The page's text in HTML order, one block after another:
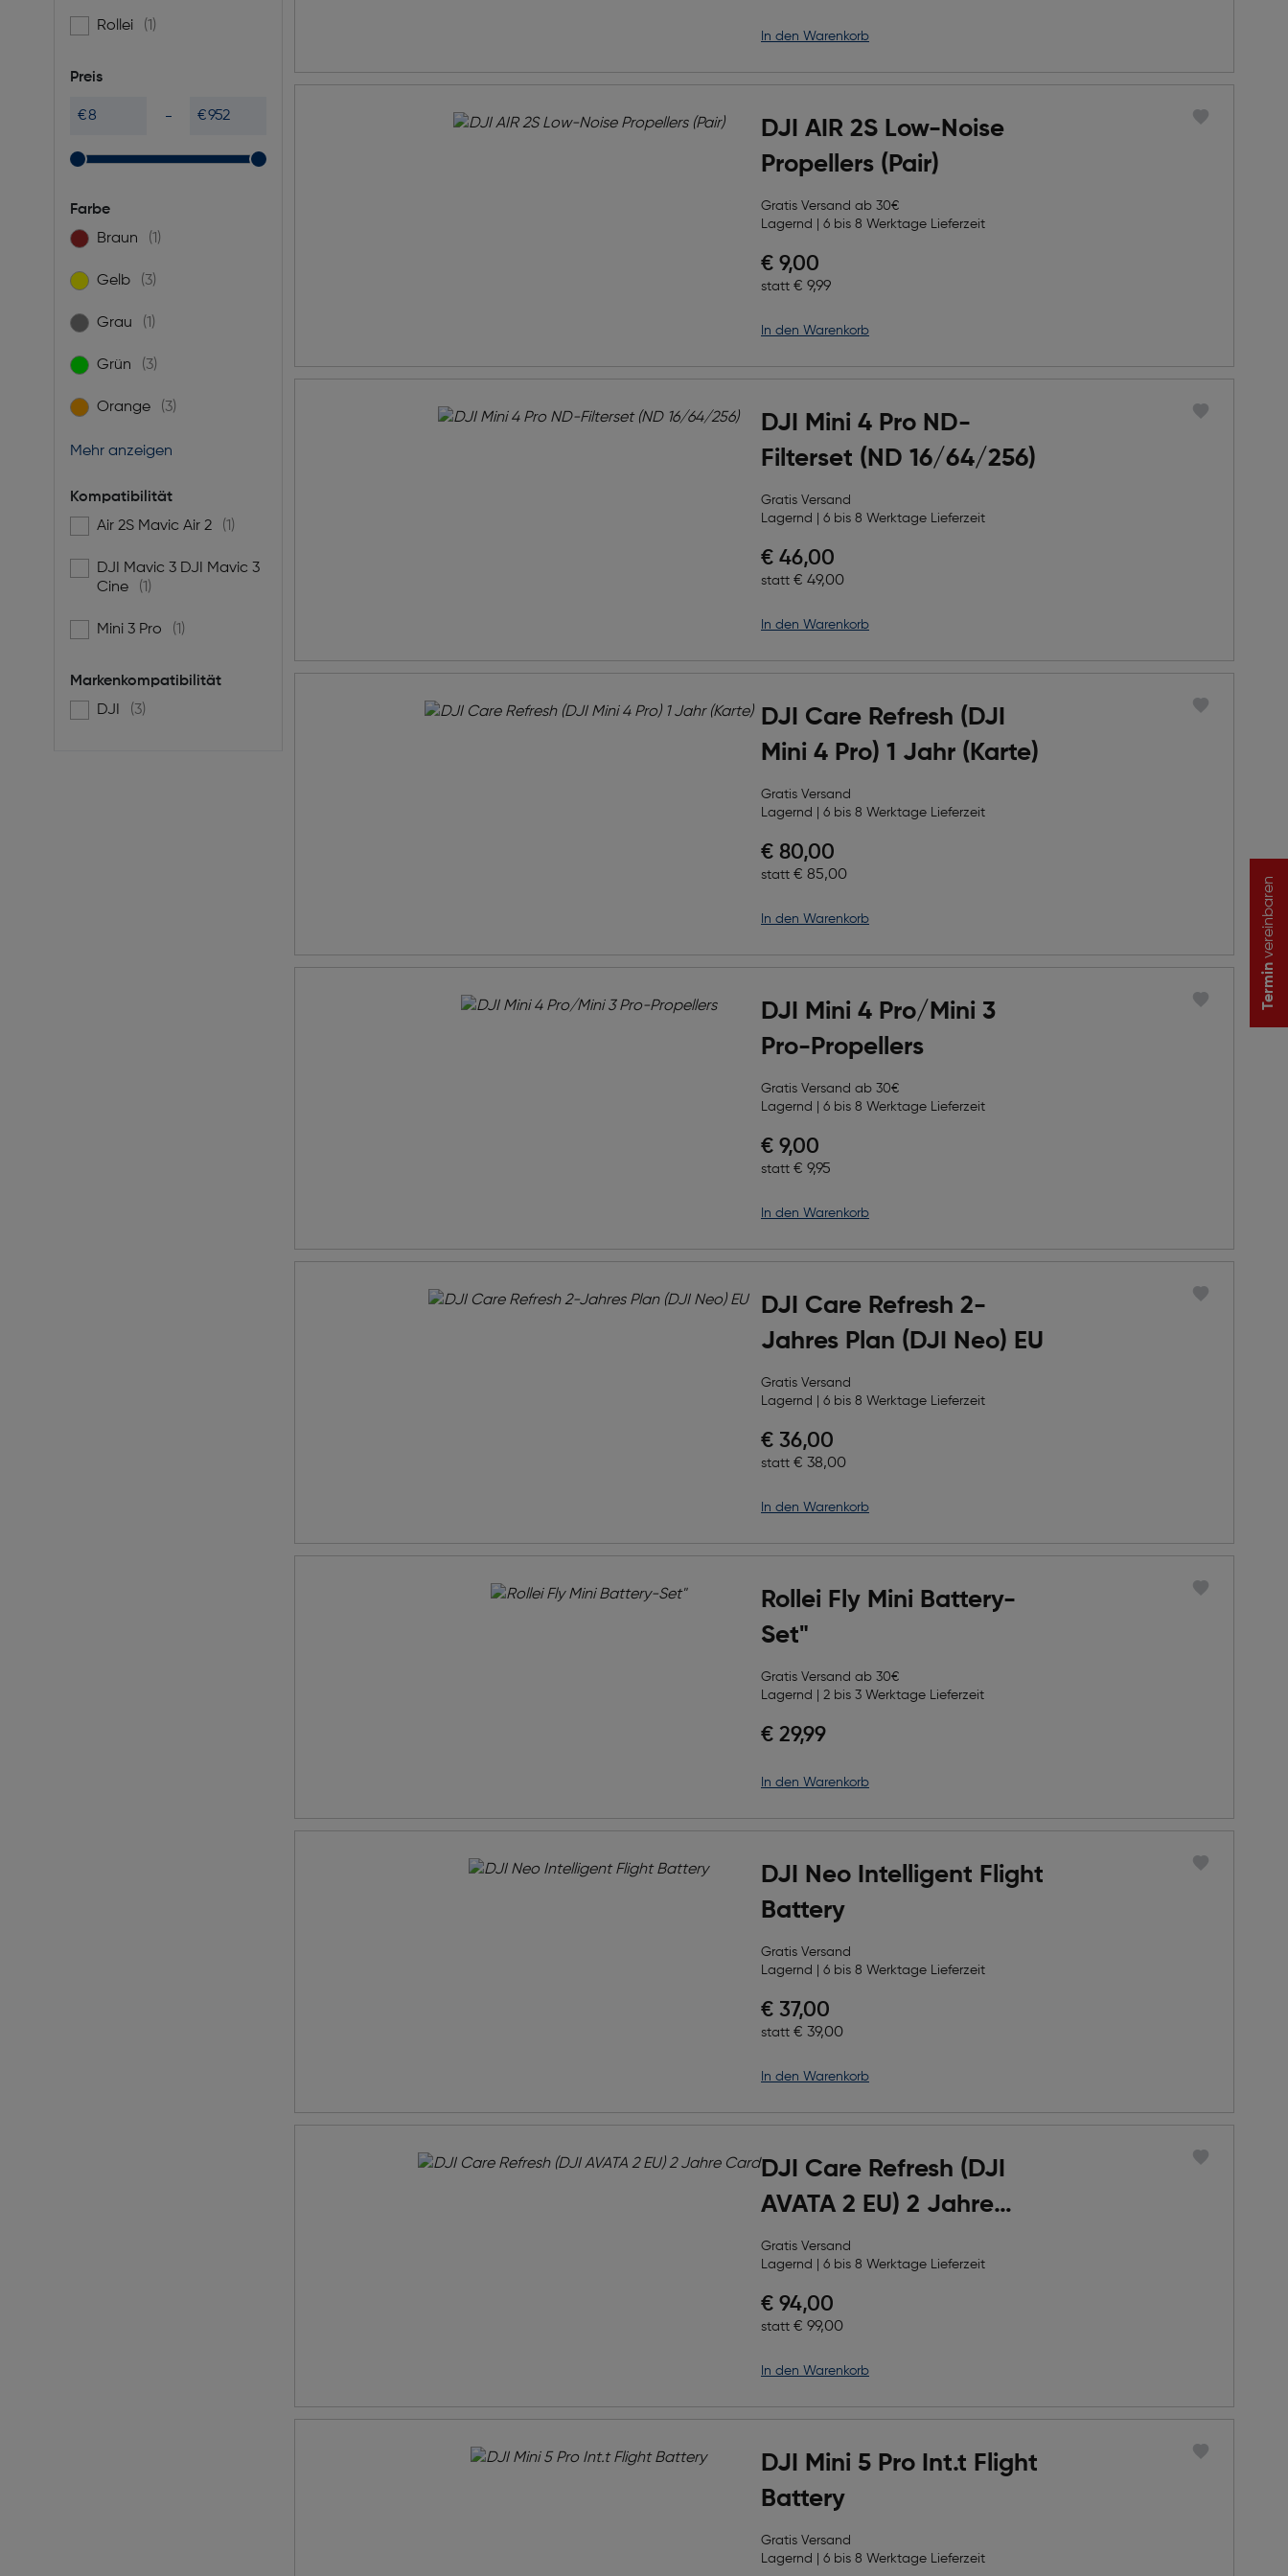
Rollei (1)
Filtern nach Marke: Rollei
Preis
€ €
Farbe
Braun
(1)
Filtern nach Farbe: Braun
Gelb (3)
Filtern nach Farbe: Gelb
Grau (1)
Filtern nach Farbe: Grau
Grün (3)
Filtern nach Farbe: Grün
Orange (3)
Filtern nach Farbe: Orange
Mehr anzeigen
Kompatibilität
Air 2S Mavic Air 2
(1)
Filtern nach Kompatibilität: Air 2S Mavic Air 2
DJI Mavic 3 DJI Mavic 3
Cine
(1)
Filtern nach Kompatibilität: DJI Mavic 3 DJI Mavic 3 Cine
Mini 3 Pro (1)
Filtern nach Kompatibilität: Mini 3 Pro
Markenkompatibilität
DJI
(3)
Filtern nach Markenkompatibilität: DJI
in den Warenkorb
DJI AIR 2S Low-Noise
Propellers (Pair)
Gratis Versand ab 30€
Lagernd | 6 bis 8 Werktage Lieferzeit
Preis nach Rabatts
€ 9,00
statt Ursprünglicher Preis
€ 9,99
in den Warenkorb
DJI Mini 4 Pro ND-
Filterset (ND 16/64/256)
Gratis Versand
Lagernd | 6 bis 8 Werktage Lieferzeit
Preis nach Rabatts
€ 46,00
statt Ursprünglicher Preis
€ 49,00
in den Warenkorb
DJI Care Refresh (DJI
Mini 4 Pro) 1 Jahr (Karte)
Gratis Versand
Lagernd | 6 bis 8 Werktage Lieferzeit
Preis nach Rabatts
€ 80,00
statt Ursprünglicher Preis
€ 85,00
in den Warenkorb
DJI Mini 4 Pro/Mini 3
Pro-Propellers
Gratis Versand ab 30€
Lagernd | 6 bis 8 Werktage Lieferzeit
Preis nach Rabatts
€ 9,00
statt Ursprünglicher Preis
€ 9,95
in den Warenkorb
DJI Care Refresh 2-
Jahres Plan (DJI Neo) EU
Gratis Versand
Lagernd | 6 bis 8 Werktage Lieferzeit
Preis nach Rabatts
€ 36,00
statt Ursprünglicher Preis
€ 38,00
in den Warenkorb
Rollei Fly Mini Battery-
Set"
Gratis Versand ab 30€
Lagernd | 2 bis 3 Werktage Lieferzeit
€ 29,99
in den Warenkorb
DJI Neo Intelligent Flight
Battery
Gratis Versand
Lagernd | 6 bis 8 Werktage Lieferzeit
Preis nach Rabatts
€ 37,00
statt Ursprünglicher Preis
€ 39,00
in den Warenkorb
DJI Care Refresh (DJI
AVATA 2 EU) 2 Jahre
Card
Gratis Versand
Lagernd | 6 bis 8 Werktage Lieferzeit
Preis nach Rabatts
€ 94,00
statt Ursprünglicher Preis
€ 99,00
in den Warenkorb
DJI Mini 5 Pro Int.t Flight
Battery
Gratis Versand
Lagernd | 6 bis 8 Werktage Lieferzeit
Termin
vereinbaren